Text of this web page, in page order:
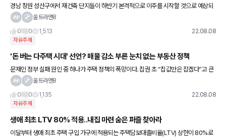
경남 창원 성산구에서 재건축 단지들이 하반기 본격적으로 이주를 시작할 것으로 예상되
는 가운데 전셋값이 꿈틀댈지 주목된다. 2015년에도 성산구 용지동과 가음동 일대에서
울트라맨8
0
0 1,513 22.08.08
자유주제
'돈 버는 다주택 시대' 선언? 매물 감소 부른 눈치 없는 부동산 정책
문재인 정부 실패 원인 중 하나가 주택 정책의 폭망이다. 집권 초 “집값만은 잡겠다”고 큰
소리를 쳤지만, 집값이 사상 최고 수준으로 치솟으면서 정권의 지지기반을 상실했다. 경제
울트라맨8
0
0 1,135 22.08.08
자유주제
생애 최초 LTV 80% 적용..내집 마련 숨은 퍼즐 찾아라
이달부터 생애 최초 주택 구입 가구에 적용되는 주택담보대출비율(LTV) 상한이 80%로